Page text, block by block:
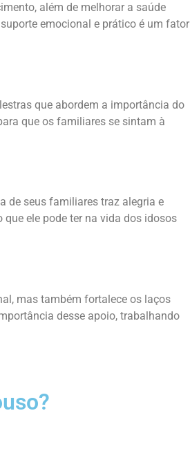
além de melhorar a saúde
emocional e prático é um fator
que abordem a importância do
que os familiares se sintam à
de seus familiares traz alegria e
ele pode ter na vida dos idosos
mas também fortalece os laços
desse apoio, trabalhando